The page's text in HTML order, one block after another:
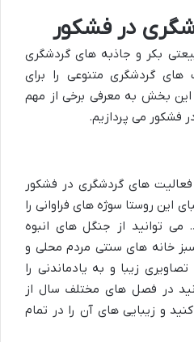
در فشکور
بکر و جاذبه های گردشگری
های گردشگری متنوعی را برای
این بخش به معرفی برخی از مهم
فشکور می پردازیم.
های گردشگری در فشکور
این روستا سوژه های فراوانی را
می توانید از جنگل های انبوه
خانه های سنتی مردم محلی و
زیبا و به یادماندنی را
در فصل های مختلف سال از
و زیبایی های آن را در تمام